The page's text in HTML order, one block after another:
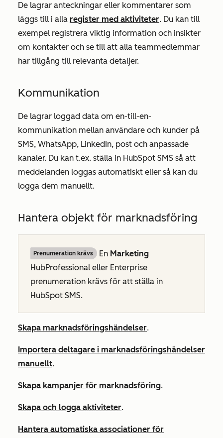
De lagrar anteckningar eller kommentarer som
läggs till i alla register med aktiviteter. Du kan till
exempel registrera viktig information och insikter
om kontakter och se till att alla teammedlemmar
har tillgång till relevanta detaljer.
Kommunikation
De lagrar loggad data om en-till-en-
kommunikation mellan användare och kunder på
SMS, WhatsApp, LinkedIn, post och anpassade
kanaler. Du kan t.ex. ställa in HubSpot SMS så att
meddelanden loggas automatiskt eller så kan du
logga dem manuellt.
Hantera objekt för marknadsföring
Prenumeration krävs En Marketing
HubProfessional eller Enterprise
prenumeration krävs för att ställa in
HubSpot SMS.
Skapa marknadsföringshändelser.
Importera deltagare i marknadsföringshändelser
manuellt.
Skapa kampanjer för marknadsföring.
Skapa och logga aktiviteter.
Hantera automatiska associationer för